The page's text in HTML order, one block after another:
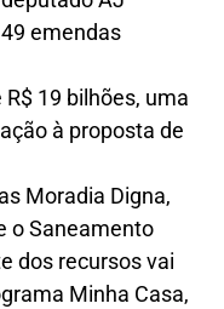
emendas
19 bilhões, uma
à proposta de
Moradia Digna,
o Saneamento
dos recursos vai
Minha Casa,